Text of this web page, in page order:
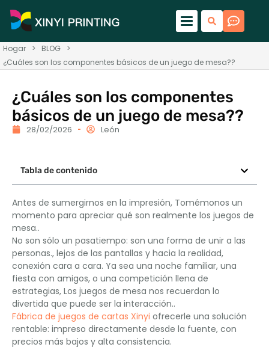
Hogar > BLOG
>
¿Cuáles son los componentes básicos de un juego de mesa??
¿Cuáles son los componentes
básicos de un juego de mesa??
28/02/2026 León
Tabla de contenido
Antes de sumergirnos en la impresión, Tomémonos un
momento para apreciar qué son realmente los juegos de
mesa..
No son sólo un pasatiempo: son una forma de unir a las
personas., lejos de las pantallas y hacia la realidad,
conexión cara a cara. Ya sea una noche familiar, una
fiesta con amigos, o una competición llena de
estrategias, Los juegos de mesa nos recuerdan lo
divertida que puede ser la interacción..
Fábrica de juegos de cartas Xinyi ofrecerle una solución
rentable: impreso directamente desde la fuente, con
precios más bajos y alta consistencia.